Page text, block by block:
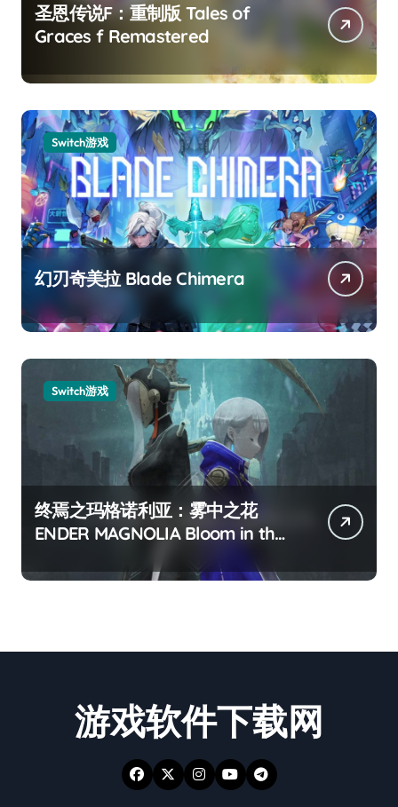
圣恩传说F：重制版 Tales of
Graces f Remastered
Switch游戏
幻刃奇美拉 Blade Chimera
Switch游戏
终焉之玛格诺利亚：雾中之花
ENDER MAGNOLIA Bloom in the
游戏软件下载网